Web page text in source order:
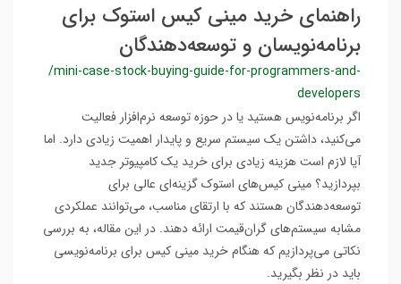
راهنمای خرید مینی کیس استوک برای
برنامه‌نویسان و توسعه‌دهندگان
/mini-case-stock-buying-guide-for-programmers-and-
developers
اگر برنامه‌نویس هستید یا در حوزه توسعه نرم‌افزار فعالیت
می‌کنید، داشتن یک سیستم سریع و پایدار اهمیت زیادی دارد. اما
آیا لازم است هزینه زیادی برای خرید یک کامپیوتر جدید
بپردازید؟ مینی کیس‌های استوک گزینه‌ای عالی برای
توسعه‌دهندگان هستند که با ارتقای مناسب، می‌توانند عملکردی
مشابه سیستم‌های گران‌قیمت ارائه دهند. در این مقاله، به بررسی
نکاتی می‌پردازیم که هنگام خرید مینی کیس برای برنامه‌نویسی
باید در نظر بگیرید.